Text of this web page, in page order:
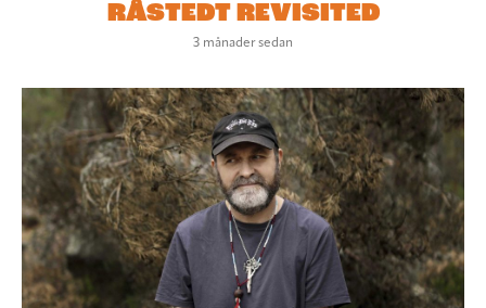
RÅSTEDT REVISITED
3 månader sedan